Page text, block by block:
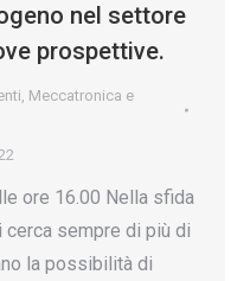
nel settore
prospettive.
, Meccatronica e
ore 16.00 Nella sfida
sempre di più di
la possibilità di